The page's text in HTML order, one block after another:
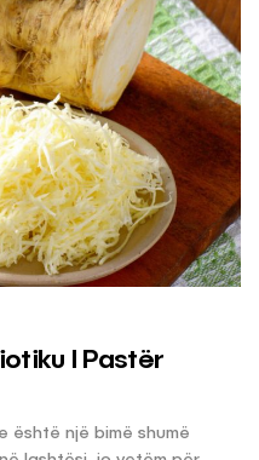
I Pastër
është një bimë shumë